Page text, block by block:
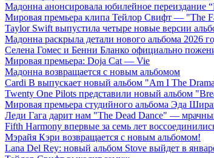
Мадонна анонсировала юбилейное переиздание
Мировая премьера клипа Тейлор Свифт — "The
Taylor Swift выпустила четыре новые версии
Мадонна раскрыла детали нового альбома 2026
Селена Гомес и Бенни Бланко официально
Мировая премьера: Doja Cat — Vie
Мадонна возвращается с новым альбомом
Cardi B выпускает новый альбом "Am I The
Twenty One Pilots представили новый альбом
Мировая премьера студийного альбома Эда
Леди Гага дарит нам "The Dead Dance" —
Fifth Harmony впервые за семь лет
Мэрайя Кэри возвращается с новым альбомом!
Lana Del Rey: новый альбом Stove выйдет в